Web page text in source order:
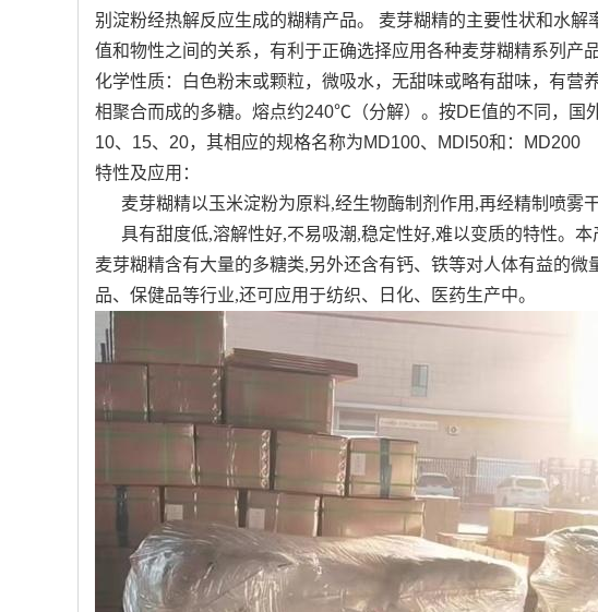
别淀粉经热解反应生成的糊精产品。 麦芽糊精的主要性状和水解
值和物性之间的关系，有利于正确选择应用各种麦芽糊精系列产品
化学性质：
白色粉末或颗粒，微吸水，无甜味或略有甜味，有营
相聚合而成的多糖。熔点约240℃（分解）。按DE值的不同，国
10、15、20，其相应的规格名称为MD100、MDl50和：MD200
特性及应用：
麦芽糊精以玉米淀粉为原料,经生物酶制剂作用,再经精制喷雾干
具有甜度低,溶解性好,不易吸潮,稳定性好,难以变质的特性。
麦芽糊精含有大量的多糖类,另外还含有钙、铁等对人体有益的
品、保健品等行业,还可应用于纺织、日化、医药生产中。